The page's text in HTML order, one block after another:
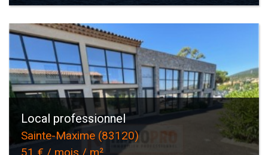
Local professionnel
Sainte-Maxime (83120)